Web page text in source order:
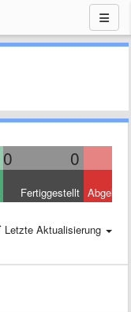
0 0
Fertiggestellt
Letzte Aktualisierung